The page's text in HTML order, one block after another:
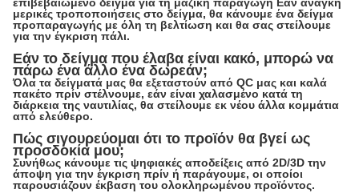
επιβεβαιωμένο δείγμα για τη μαζική παραγωγή Εάν ανάγκη
μερικές τροποποιήσεις στο δείγμα, θα κάνουμε ένα δείγμα
προπαραγωγής με όλη τη βελτίωση και θα σας στείλουμε
για την έγκριση πάλι.
Εάν το δείγμα που έλαβα είναι κακό, μπορώ να
πάρω ένα άλλο ένα δωρεάν;
Όλα τα δείγματά μας θα εξεταστούν από QC μας και καλά
πακέτο πρίν στέλνουμε, εάν είναι χαλασμένο κατά τη
διάρκεια της ναυτιλίας, θα στείλουμε εκ νέου άλλα κομμάτια
από ελεύθερο.
Πώς σιγουρεύομαι ότι το προϊόν θα βγεί ως
προσδοκία μου;
Συνήθως κάνουμε τις ψηφιακές αποδείξεις από 2D/3D την
άποψη για την έγκριση πρίν ή παράγουμε, οι οποίοι
παρουσιάζουν έκβαση του ολοκληρωμένου προϊόντος.